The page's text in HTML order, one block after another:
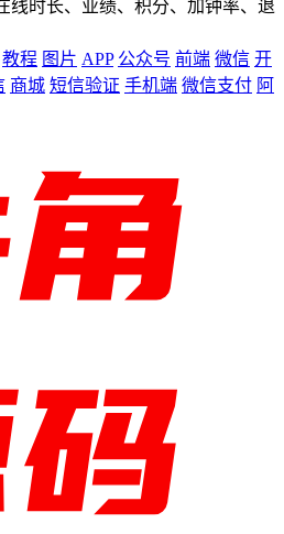
线时长、业绩、积分、加钟率、退
教程 图片 APP 公众号 前端 微信 开
商城 短信验证 手机端 微信支付 阿